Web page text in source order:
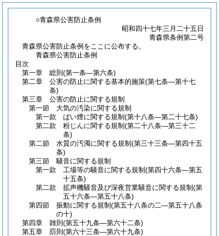
○青森県公害防止条例
昭和四十七年三月二十五日
青森県条例第二号
青森県公害防止条例をここに公布する。
青森県公害防止条例
目次
第一章
総則 (第一条―第六条)
第二章
公害の防止に関する基本的施策(第七条―第十七
条)
第三章
公害の防止に関する規制
第一節
大気の汚染に関する規制
第一款
ばい煙に関する規制(第十八条―第二十七条)
第二款
粉じんに関する規制(第二十八条―第三十二
条)
第二節
水質の汚濁に関する規制(第三十三条―第四十五
条)
第三節
騒音に関する規制
第一款
工場等の騒音に関する規制(第四十六条―第五
十五条)
第二款
拡声機騒音及び深夜営業騒音に関する規制(第
五十六条―第五十八条)
第四節
振動に関する規制(第五十八条の二―第五十八条
の十)
第四章
雑則 (第五十九条―第六十二条)
第五章
罰則 (第六十三条―第六十九条)